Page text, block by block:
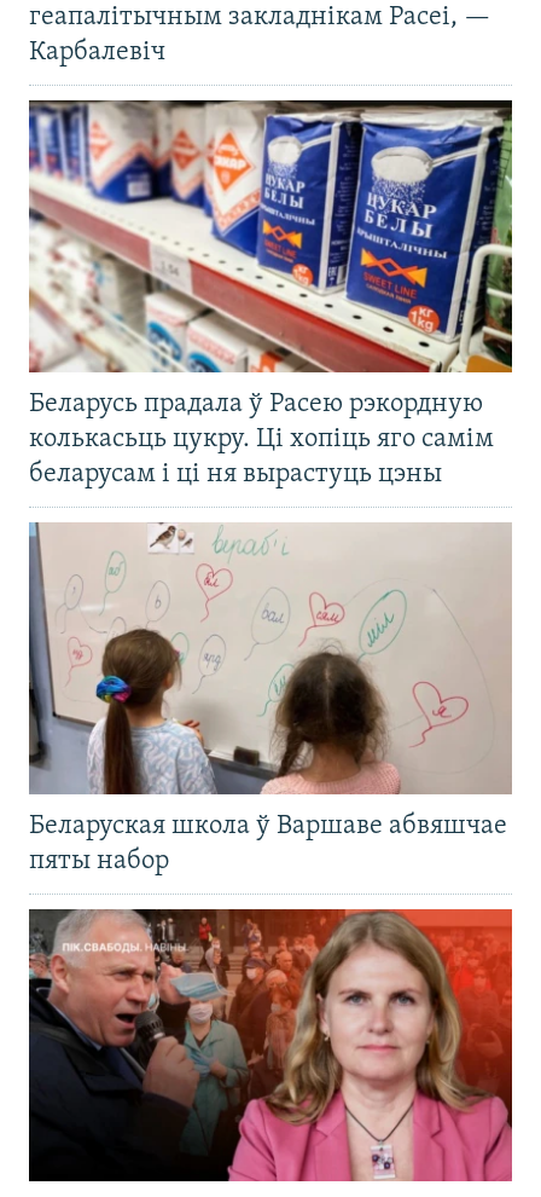
геапалітычным закладнікам Расеі, —
Карбалевіч
Беларусь прадала ў Расею рэкордную
колькасьць цукру. Ці хопіць яго самім
беларусам і ці ня вырастуць цэны
Беларуская школа ў Варшаве абвяшчае
пяты набор